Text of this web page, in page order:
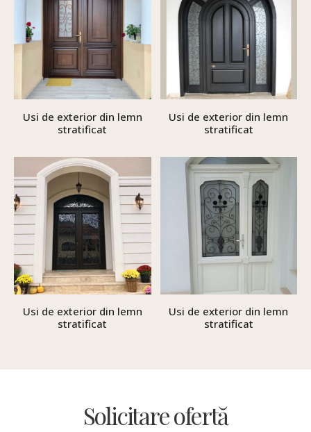
Usi de exterior din lemn
stratificat
Usi de exterior din lemn
stratificat
Usi de exterior din lemn
stratificat
Usi de exterior din lemn
stratificat
Solicitare ofertă